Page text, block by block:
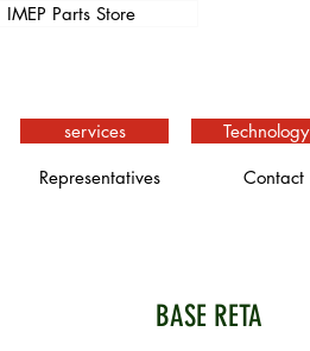
Representatives Contact
services Technology
IMEP Parts Store
BASE RETA